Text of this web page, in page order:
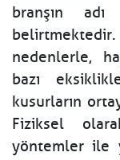
branşın
nedenlerle,
bazı
kusurların
Fiziksel
yöntemler ile